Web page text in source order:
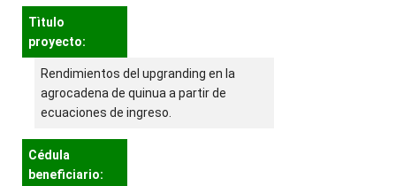
Tìtulo
proyecto:
Rendimientos del upgranding en la
agrocadena de quinua a partir de
ecuaciones de ingreso.
Cédula
beneficiario: